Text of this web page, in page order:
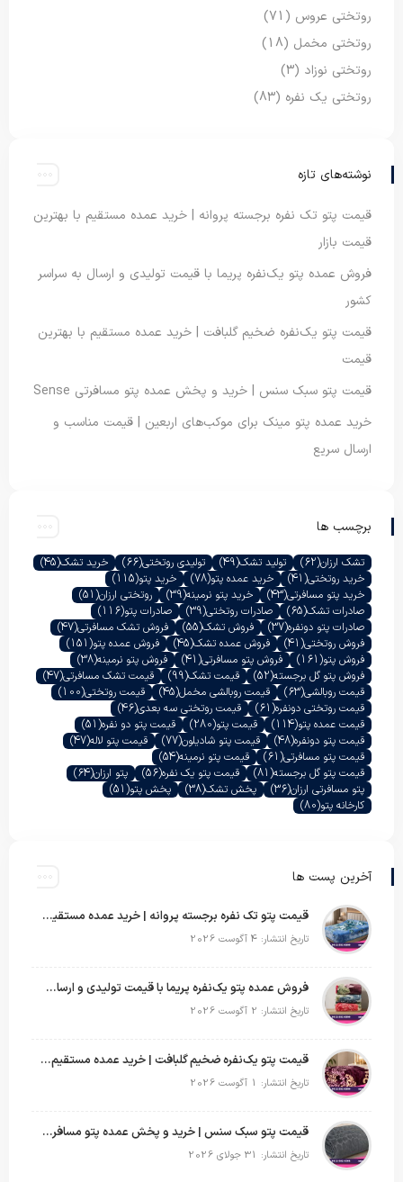
روتختی عروس (71)
روتختی مخمل (18)
روتختی نوزاد (3)
روتختی یک نفره (83)
نوشته‌های تازه
قیمت پتو تک نفره برجسته پروانه | خرید عمده مستقیم با بهترین
قیمت بازار
فروش عمده پتو یک‌نفره پریما با قیمت تولیدی و ارسال به سراسر
کشور
قیمت پتو یک‌نفره ضخیم گلبافت | خرید عمده مستقیم با بهترین
قیمت
قیمت پتو سبک سنس | خرید و پخش عمده پتو مسافرتی Sense
خرید عمده پتو مینک برای موکب‌های اربعین | قیمت مناسب و
ارسال سریع
برچسب ها
تشک ارزان(62) تولید تشک(49) تولیدی روتختی(66) خرید تشک(45)
خرید روتختی(41) خرید عمده پتو(78) خرید پتو(115)
خرید پتو مسافرتی(43) خرید پتو نرمینه(39) روتختی ارزان(51)
صادرات تشک(65) صادرات روتختی(39) صادرات پتو(116)
صادرات پتو دونفره(37) فروش تشک(55) فروش تشک مسافرتی(47)
فروش روتختی(41) فروش عمده تشک(45) فروش عمده پتو(151)
فروش پتو(161) فروش پتو مسافرتی(41) فروش پتو نرمینه(38)
فروش پتو گل برجسته(52) قیمت تشک(99) قیمت تشک مسافرتی(47)
قیمت روبالشی(63) قیمت روبالشی مخمل(45) قیمت روتختی(100)
قیمت روتختی دونفره(61) قیمت روتختی سه بعدی(46)
قیمت عمده پتو(114) قیمت پتو(280) قیمت پتو دو نفره(51)
قیمت پتو دونفره(48) قیمت پتو شادیلون(77) قیمت پتو لاله(47)
قیمت پتو مسافرتی(61) قیمت پتو نرمینه(54)
قیمت پتو گل برجسته(81) قیمت پتو یک نفره(56) پتو ارزان(64)
پتو مسافرتی ارزان(36) پخش تشک(38) پخش پتو(51)
کارخانه پتو(80)
آخرین پست ها
قیمت پتو تک نفره برجسته پروانه | خرید عمده مستقیم با بهترین قیمت بازار
تاریخ انتشار: 4 آگوست 2026
فروش عمده پتو یک‌نفره پریما با قیمت تولیدی و ارسال به سراسر کشور
تاریخ انتشار: 2 آگوست 2026
قیمت پتو یک‌نفره ضخیم گلبافت | خرید عمده مستقیم با بهترین قیمت
تاریخ انتشار: 1 آگوست 2026
قیمت پتو سبک سنس | خرید و پخش عمده پتو مسافرتی Sense
تاریخ انتشار: 31 جولای 2026